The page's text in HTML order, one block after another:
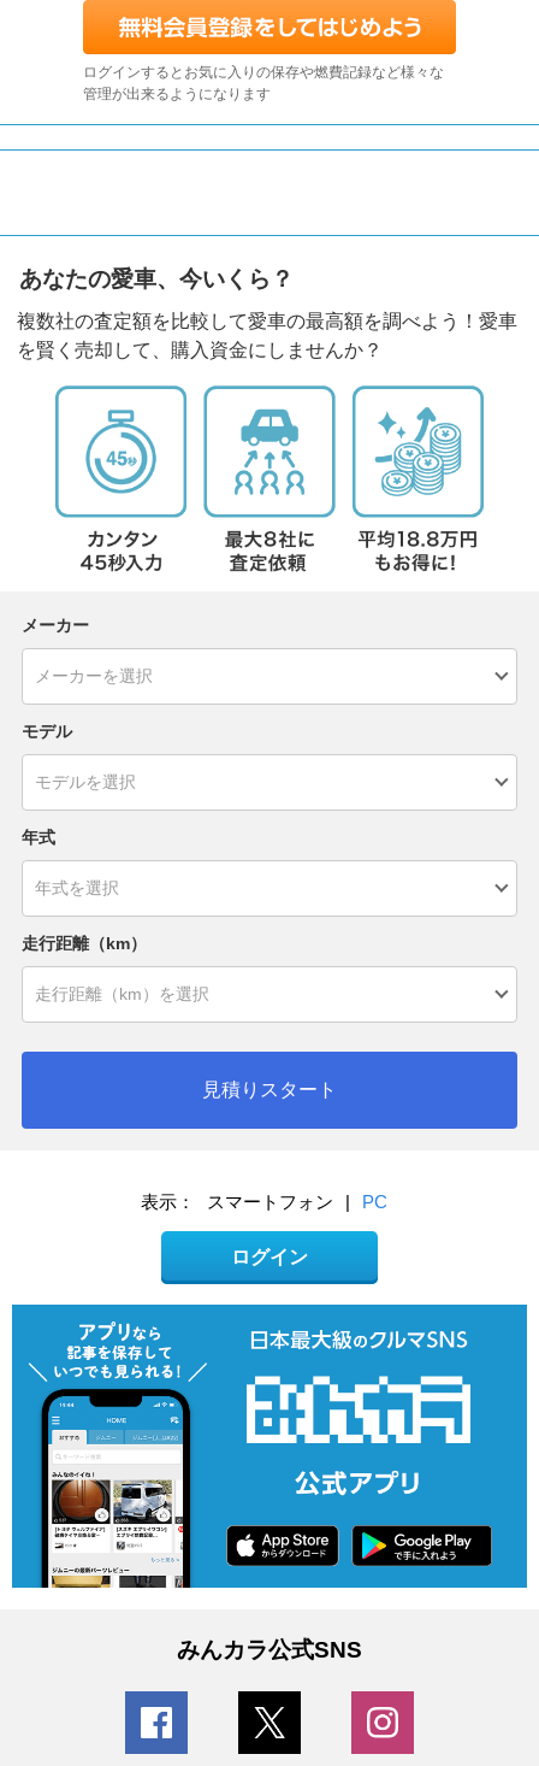
ログインするとお気に入りの保存や燃費記録など様々な
管理が出来るようになります
あなたの愛車、今いくら？
複数社の査定額を比較して愛車の最高額を調べよう！愛車
を賢く売却して、購入資金にしませんか？
メーカー
モデル
年式
走行距離（km）
見積りスタート
表示： スマートフォン | PC
ログイン
みんカラ公式SNS